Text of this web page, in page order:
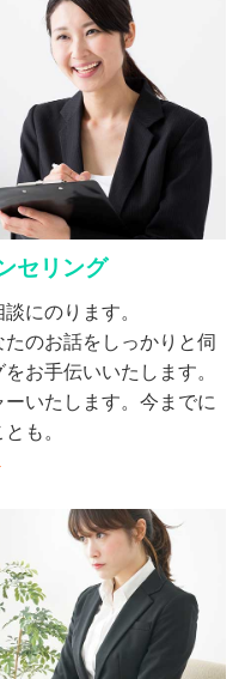
セリング
にのります。
のお話をしっかりと伺
お手伝いいたします。
いたします。今までに
も。